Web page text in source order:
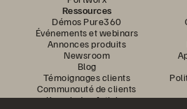
Ressources
Démos Pure360
Événements et webinars
Annonces produits
Newsroom
Blog
Témoignages clients
Communauté de clients
Knowledge Articles